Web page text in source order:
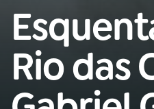
Buscar
na
Rádio
MEC
Início
01 INÍCIO
Rio das